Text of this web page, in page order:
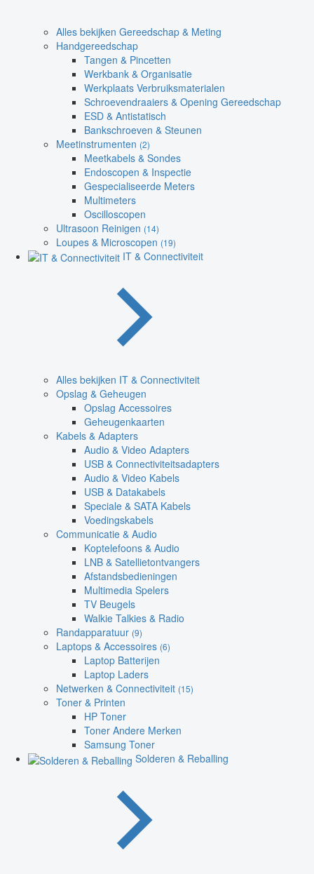
Alles bekijken Gereedschap & Meting
Handgereedschap
Tangen & Pincetten
Werkbank & Organisatie
Werkplaats Verbruiksmaterialen
Schroevendraaiers & Opening Gereedschap
ESD & Antistatisch
Bankschroeven & Steunen
Meetinstrumenten (2)
Meetkabels & Sondes
Endoscopen & Inspectie
Gespecialiseerde Meters
Multimeters
Oscilloscopen
Ultrasoon Reinigen (14)
Loupes & Microscopen (19)
IT & Connectiviteit
Alles bekijken IT & Connectiviteit
Opslag & Geheugen
Opslag Accessoires
Geheugenkaarten
Kabels & Adapters
Audio & Video Adapters
USB & Connectiviteitsadapters
Audio & Video Kabels
USB & Datakabels
Speciale & SATA Kabels
Voedingskabels
Communicatie & Audio
Koptelefoons & Audio
LNB & Satellietontvangers
Afstandsbedieningen
Multimedia Spelers
TV Beugels
Walkie Talkies & Radio
Randapparatuur (9)
Laptops & Accessoires (6)
Laptop Batterijen
Laptop Laders
Netwerken & Connectiviteit (15)
Toner & Printen
HP Toner
Toner Andere Merken
Samsung Toner
Solderen & Reballing